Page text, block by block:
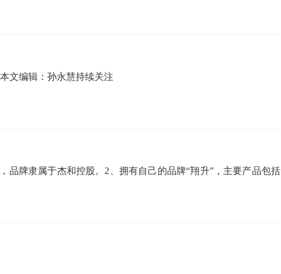
文编辑：孙永慧持续关注
品牌隶属于杰和控股。2、拥有自己的品牌“翔升”，主要产品包括